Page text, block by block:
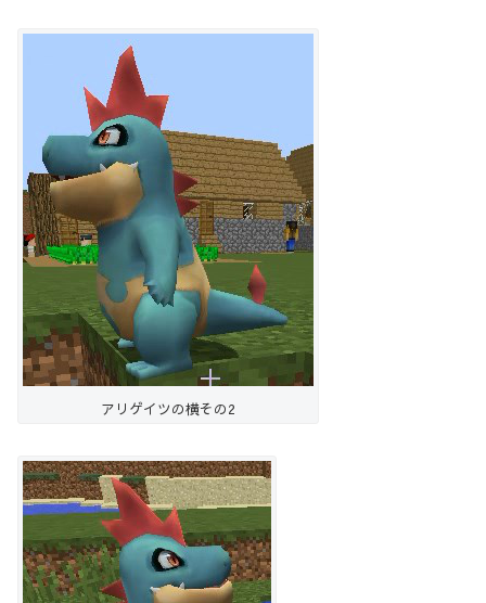
アリゲイツの横その2